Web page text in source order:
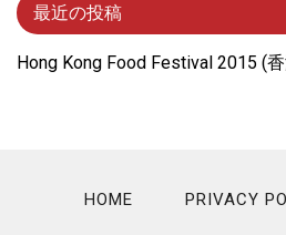
最近の投稿
Hong Kong Food Festival 2015 (
HOME PRIVACY